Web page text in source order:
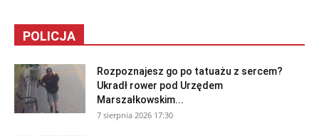
POLICJA
Rozpoznajesz go po tatuażu z sercem?
Ukradł rower pod Urzędem
Marszałkowskim...
7 sierpnia 2026 17:30